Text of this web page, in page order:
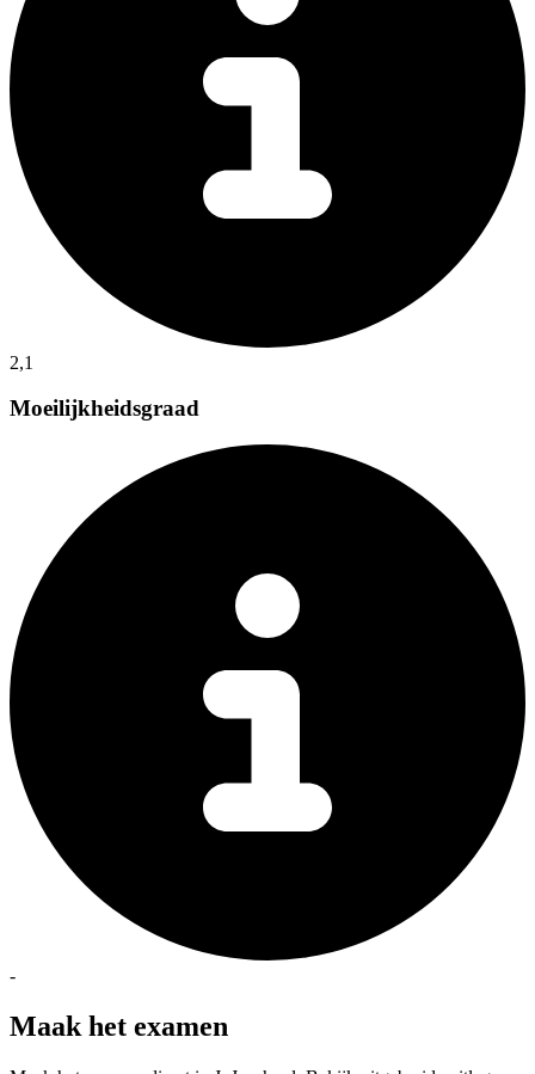
2,1
Moeilijkheidsgraad
-
Maak het examen